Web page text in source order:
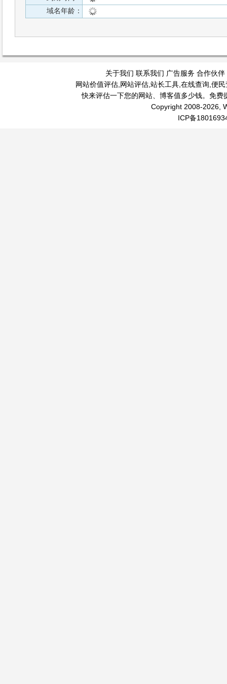
域名年龄：
关于我们 联系我们 广告服务 合作伙伴
网站价值评估, 网站评估, 站长工具, 在线查询 便民
快来评估一下您的网站、博客值多少钱。免
Copyright 2008-2026,
ICP备